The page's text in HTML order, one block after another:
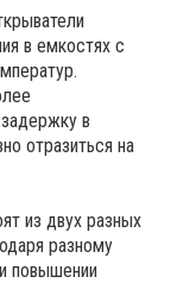
в емкостях с
в
отразиться на
из двух разных
разному
повышении